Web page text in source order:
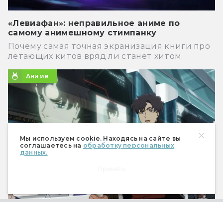
Мы используем cookie. Находясь на сайте вы
соглашаетесь на обработку персональных
данных.
«Левиафан»: неправильное аниме по
самому анимешному стимпанку
Почему самая точная экранизация книги про
летающих китов вряд ли станет хитом.
Аниме